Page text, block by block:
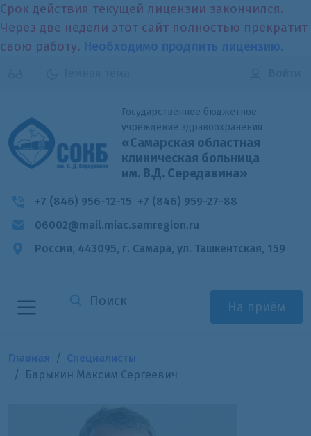
Срок действия текущей лицензии закончился.
Через две недели этот сайт полностью прекратит
свою работу.
Государственное бюджетное
учреждение здравоохранения
«Самарская областная
клиническая больница
им. В.Д. Середавина»
+7 (846) 956-12-15 +7 (846) 959-27-88
06002@mail.miac.samregion.ru
Россия, 443095, г. Самара, ул. Ташкентская, 159
На приём
Барыкин Максим Сергеевич